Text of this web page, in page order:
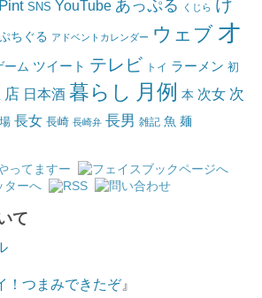
Pint SNS YouTube あっぷる くじら け
ちぐる アドベントカレンダー ウェブ オ
ーム ツイート テレビ トイ ラーメン 初
店 日本酒 暮らし 月例 本 次女 次
長女 長崎 長崎弁 長男 雑記 魚 麺
て
！つまみできたぞ』